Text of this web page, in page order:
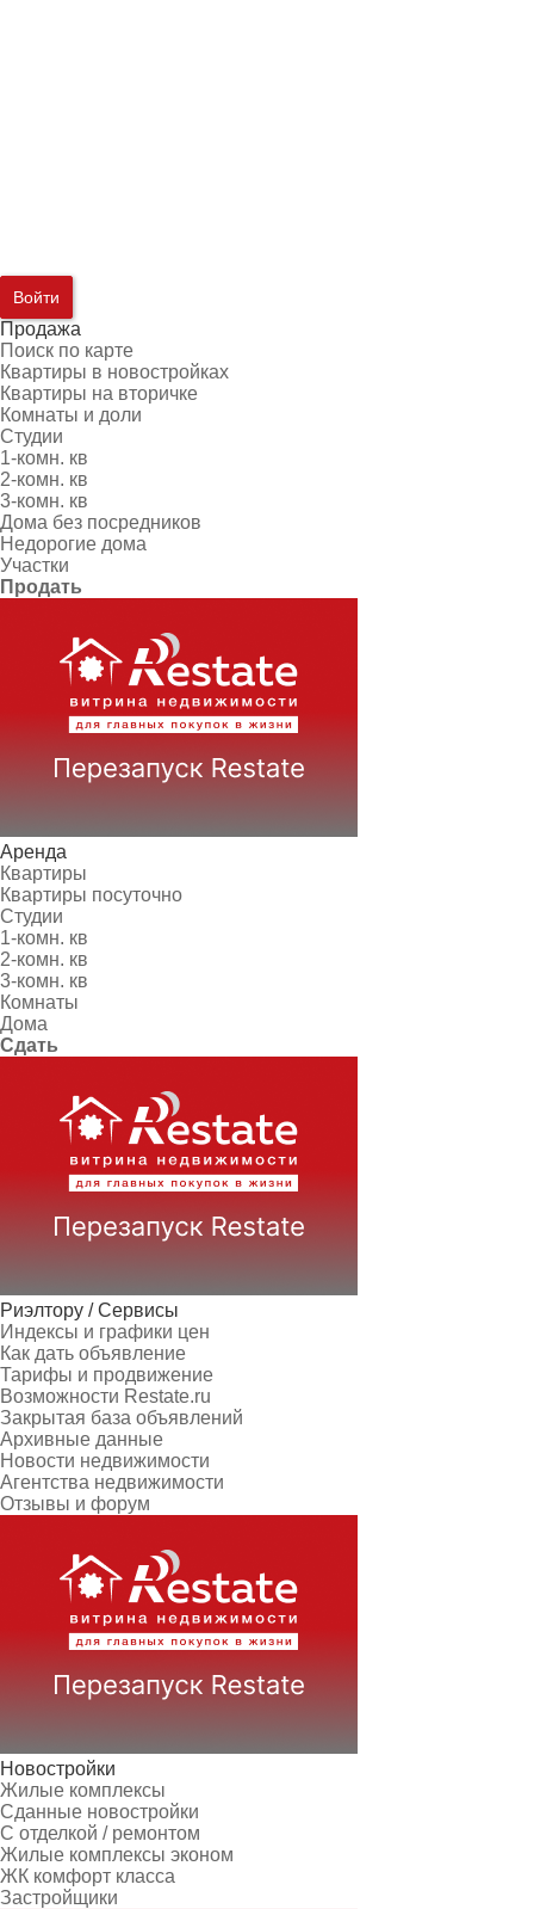
Войти
Продажа
Поиск по карте
Квартиры в новостройках
Квартиры на вторичке
Комнаты и доли
Студии
1-комн. кв
2-комн. кв
3-комн. кв
Дома без посредников
Недорогие дома
Участки
Продать
Аренда
Квартиры
Квартиры посуточно
Студии
1-комн. кв
2-комн. кв
3-комн. кв
Комнаты
Дома
Сдать
Риэлтору / Сервисы
Индексы и графики цен
Как дать объявление
Тарифы и продвижение
Возможности Restate.ru
Закрытая база объявлений
Архивные данные
Новости недвижимости
Агентства недвижимости
Отзывы и форум
Новостройки
Жилые комплексы
Сданные новостройки
С отделкой / ремонтом
Жилые комплексы эконом
ЖК комфорт класса
Застройщики